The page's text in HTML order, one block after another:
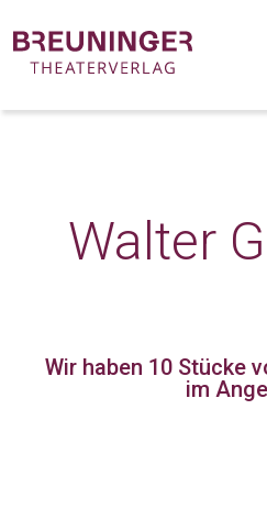
Walter
Wir haben 10 Stücke
im